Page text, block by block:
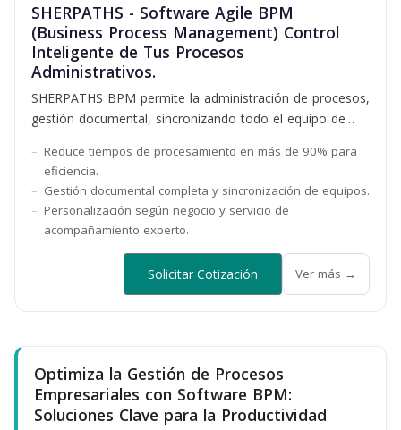
SHERPATHS - Software Agile BPM
(Business Process Management) Control
Inteligente de Tus Procesos
Administrativos.
SHERPATHS BPM permite la administración de procesos,
gestión documental, sincronizando todo el equipo de
Reduce tiempos de procesamiento en más de 90% para
eficiencia.
Gestión documental completa y sincronización de equipos.
Personalización según negocio y servicio de
acompañamiento experto.
Solicitar Cotización Ver más →
Optimiza la Gestión de Procesos
Empresariales con Software BPM:
Soluciones Clave para la Productividad